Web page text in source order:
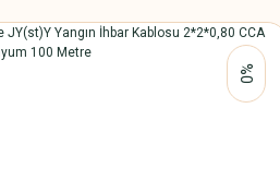
%0